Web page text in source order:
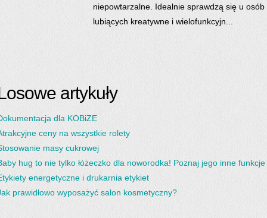
niepowtarzalne. Idealnie sprawdzą się u osób
lubiących kreatywne i wielofunkcyjn...
artykuły
dla KOBiZE
ceny na wszystkie rolety
masy cukrowej
hug to nie tylko łóżeczko dla noworodka! Poznaj jego inne funkcje
energetyczne i drukarnia etykiet
prawidłowo wyposażyć salon kosmetyczny?